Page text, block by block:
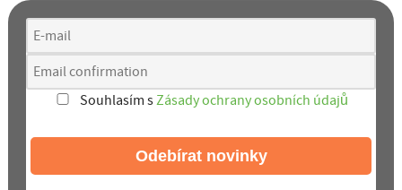
Souhlasím sZásady ochrany osobních údajů